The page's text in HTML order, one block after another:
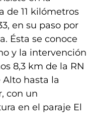
de 11 kilómetros
en su paso por
Ésta se conoce
y la intervención
8,3 km de la RN
hasta la
con un
en el paraje El